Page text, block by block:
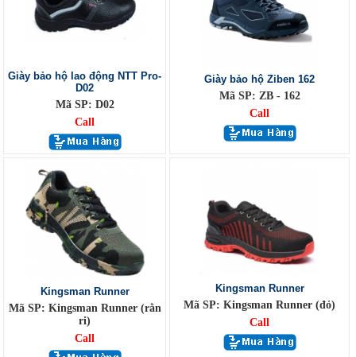
Giày bảo hộ lao động NTT Pro-
D02
Mã SP: D02
Call
Giày bảo hộ Ziben 162
Mã SP: ZB - 162
Call
Kingsman Runner
Mã SP: Kingsman Runner (rằn
ri)
Call
Kingsman Runner
Mã SP: Kingsman Runner (đỏ)
Call